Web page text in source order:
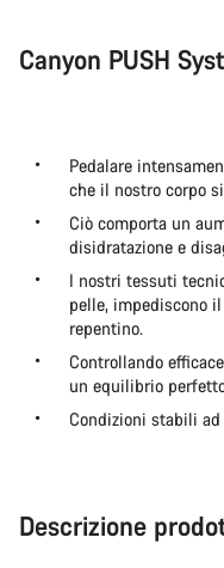
Canyon PUSH
Pedalare
che il nostro corpo
Ciò comporta un
disidratazione e
I nostri tessuti
pelle, impediscono
repentino.
Controllando
un equilibrio
Condizioni stabili
Descrizione